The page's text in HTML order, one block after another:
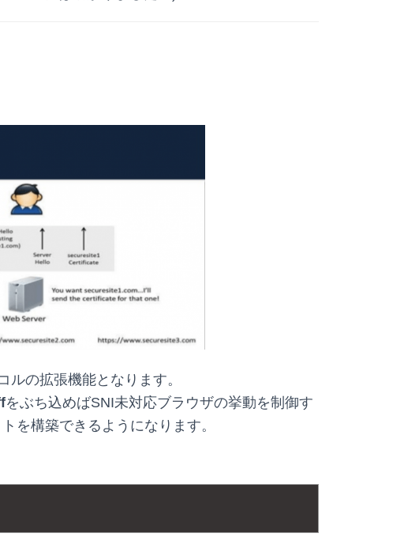
ルの拡張機能となります。
をぶち込めばSNI未対応ブラウザの挙動を制御す
を構築できるようになります。